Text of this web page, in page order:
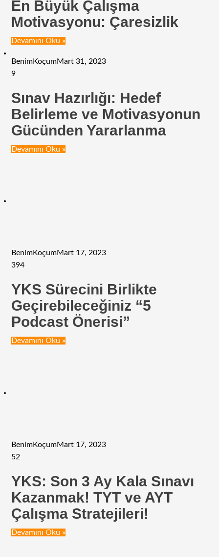
En Büyük Çalışma
Motivasyonu: Çaresizlik
Devamını Oku »
BenimKoçumMart 31, 2023
9
Sınav Hazırlığı: Hedef
Belirleme ve Motivasyonun
Gücünden Yararlanma
Devamını Oku »
BenimKoçumMart 17, 2023
394
YKS Sürecini Birlikte
Geçirebileceğiniz “5
Podcast Önerisi”
Devamını Oku »
BenimKoçumMart 17, 2023
52
YKS: Son 3 Ay Kala Sınavı
Kazanmak! TYT ve AYT
Çalışma Stratejileri!
Devamını Oku »